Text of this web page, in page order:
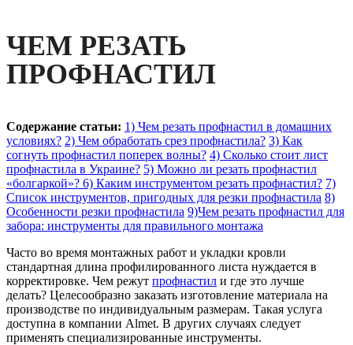
ЧЕМ РЕЗАТЬ
ПРОФНАСТИЛ
Содержание статьи: 1) Чем резать профнастил в домашних
условиях? 2) Чем обработать срез профнастила? 3) Как
согнуть профнастил поперек волны? 4) Сколько стоит лист
профнастила в Украине? 5) Можно ли резать профнастил
«болгаркой»? 6) Каким инструментом резать профнастил? 7)
Список инструментов, пригодных для резки профнастила 8)
Особенности резки профнастила 9)Чем резать профнастил для
забора: инструменты для правильного монтажа
Часто во время монтажных работ и укладки кровли
стандартная длина профилированного листа нуждается в
корректировке. Чем режут профнастил и где это лучше
делать? Целесообразно заказать изготовление материала на
производстве по индивидуальным размерам. Такая услуга
доступна в компании Almet. В других случаях следует
применять специализированные инструменты.